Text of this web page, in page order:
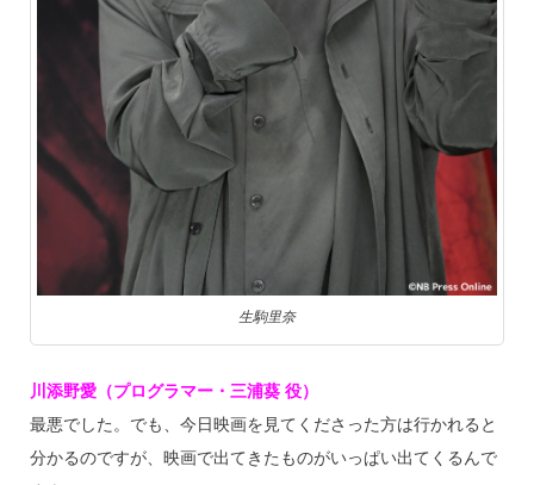
生駒里奈
川添野愛（プログラマー・三浦葵 役）
最悪でした。でも、今日映画を見てくださった方は行かれると
分かるのですが、映画で出てきたものがいっぱい出てくるんで